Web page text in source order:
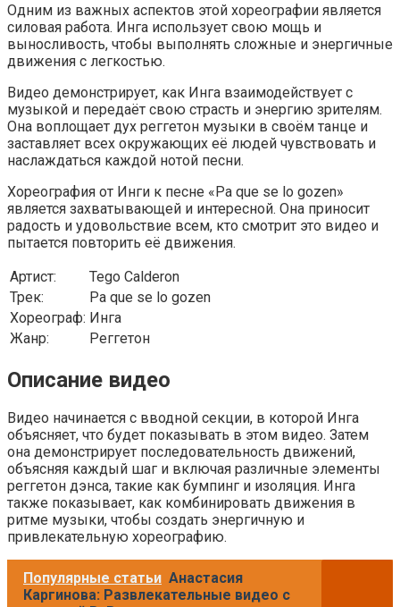
Одним из важных аспектов этой хореографии является
силовая работа. Инга использует свою мощь и
выносливость, чтобы выполнять сложные и энергичные
движения с легкостью.
Видео демонстрирует, как Инга взаимодействует с
музыкой и передаёт свою страсть и энергию зрителям.
Она воплощает дух реггетон музыки в своём танце и
заставляет всех окружающих её людей чувствовать и
наслаждаться каждой нотой песни.
Хореография от Инги к песне «Pa que se lo gozen»
является захватывающей и интересной. Она приносит
радость и удовольствие всем, кто смотрит это видео и
пытается повторить её движения.
Артист:
Tego Calderon
Трек:
Pa que se lo gozen
Хореограф: Инга
Жанр:
Реггетон
Описание видео
Видео начинается с вводной секции, в которой Инга
объясняет, что будет показывать в этом видео. Затем
она демонстрирует последовательность движений,
объясняя каждый шаг и включая различные элементы
реггетон дэнса, такие как бумпинг и изоляция. Инга
также показывает, как комбинировать движения в
ритме музыки, чтобы создать энергичную и
привлекательную хореографию.
Популярные статьи Анастасия
Каргинова: Развлекательные видео с